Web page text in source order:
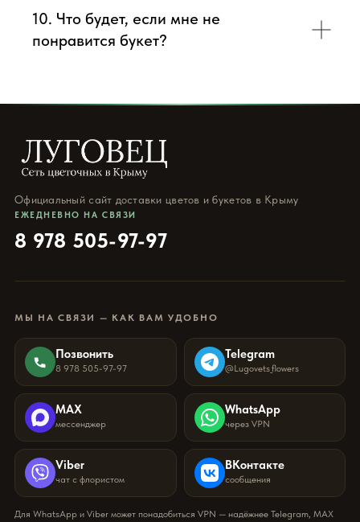
10. Что будет, если мне не
понравится букет?
Официальный сайт доставки цветов и букетов в Крыму
ЕЖЕДНЕВНО НА СВЯЗИ
8 978 505-97-97
МЫ НА СВЯЗИ — КАК ВАМ УДОБНО
Позвонить
8 978 505-97-97
Telegram
@Lugovets_flowers
MAX
мессенджер
WhatsApp
через VPN
Viber
чат с флористом
ВКонтакте
сообщения
Для WhatsApp и Viber может понадобиться VPN — надёжнее Telegram, MAX